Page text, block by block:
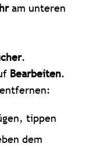
am unteren
.
Bearbeiten.
tippen
dem